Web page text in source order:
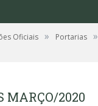
Oficiais » Portarias »
MARÇO/2020